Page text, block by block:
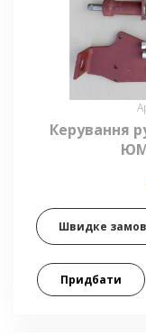
Керування
Швидке
Придбати